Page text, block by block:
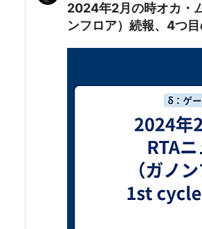
2024年2月の時オカ・
ンフロア）続報、4つ